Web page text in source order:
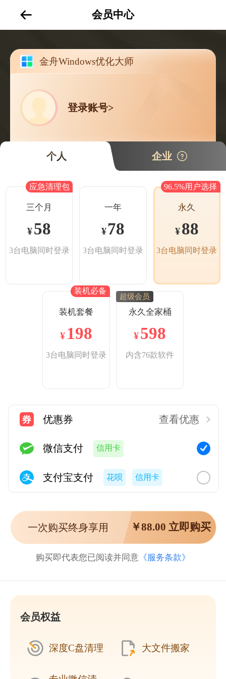
会员中心
金舟Windows优化大师
登录账号>
个人 企业
应急清理包
三个月
¥58
3台电脑同时登录
一年
¥78
3台电脑同时登录
96.5%用户选择
永久
¥88
3台电脑同时登录
装机必备
装机套餐
¥ 198
3台电脑同时登录
超级会员
永久全家桶
¥598
内含76款软件
优惠券 查看优惠
微信支付 信用卡
支付宝支付 花呗 信用卡
一次购买终身享用 ￥88.00 立即购买
购买即代表您已阅读并同意 《服务条款》
会员权益
深度C盘清理 大文件搬家